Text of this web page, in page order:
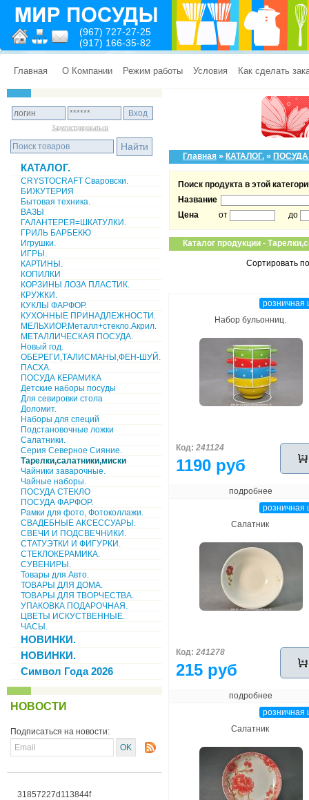
(967) 727-27-25
(917) 166-35-82
Главная О Компании Режим работы Условия Как сделать
Зарегистрироваться
КАТАЛОГ.
CRYSTOCRAFT Сваровски.
БИЖУТЕРИЯ
Бытовая техника.
ВАЗЫ
ГАЛАНТЕРЕЯ=ШКАТУЛКИ.
ГРИЛЬ БАРБЕКЮ
Игрушки.
ИГРЫ.
КАРТИНЫ.
КОПИЛКИ
КОРЗИНЫ ЛОЗА ПЛАСТИК.
КРУЖКИ.
КУКЛЫ ФАРФОР.
КУХОННЫЕ ПРИНАДЛЕЖНОСТИ.
МЕЛЬХИОР.Металл+стекло.Акрил.
МЕТАЛЛИЧЕСКАЯ ПОСУДА.
Новый год.
ОБЕРЕГИ,ТАЛИСМАНЫ,ФЕН-ШУЙ.
ПАСХА.
ПОСУДА КЕРАМИКА
Детские наборы посуды
Для севировки стола
Доломит.
Наборы для специй
Подстановочные ложки
Салатники.
Серия Северное Сияние.
Тарелки,салатники,миски
Чайники заварочные.
Чайные наборы.
ПОСУДА СТЕКЛО
ПОСУДА ФАРФОР.
Рамки для фото, Фотоколлажи.
СВАДЕБНЫЕ АКСЕССУАРЫ.
СВЕЧИ И ПОДСВЕЧНИКИ.
СТАТУЭТКИ И ФИГУРКИ.
СТЕКЛОКЕРАМИКА.
СУВЕНИРЫ.
Товары для Авто.
ТОВАРЫ ДЛЯ ДОМА.
ТОВАРЫ ДЛЯ ТВОРЧЕСТВА.
УПАКОВКА ПОДАРОЧНАЯ.
ЦВЕТЫ ИСКУСТВЕННЫЕ.
ЧАСЫ.
НОВИНКИ.
НОВИНКИ.
Символ Года 2026
НОВОСТИ
Подписаться на новости:
31857227d113844f
Главная » КАТАЛОГ. »
Поиск продукта в этой
Название
Цена
от до
Каталог продукции -
Сортировать
розничная
Набор бульонниц.
Код: 241124
1190 руб
подробнее
розничная
Салатник
Код: 241278
215 руб
подробнее
розничная
Салатник